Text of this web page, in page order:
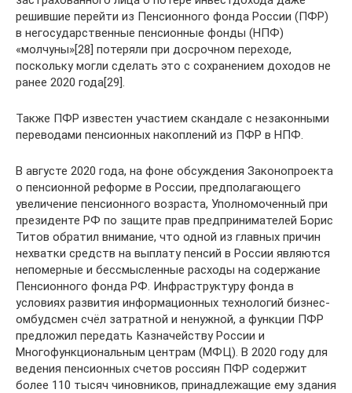
решившие перейти из Пенсионного фонда России (ПФР)
в негосударственные пенсионные фонды (НПФ)
«молчуны»[28] потеряли при досрочном переходе,
поскольку могли сделать это с сохранением доходов не
ранее 2020 года[29].
Также ПФР известен участием скандале с незаконными
переводами пенсионных накоплений из ПФР в НПФ.
В августе 2020 года, на фоне обсуждения Законопроекта
о пенсионной реформе в России, предполагающего
увеличение пенсионного возраста, Уполномоченный при
президенте РФ по защите прав предпринимателей Борис
Титов обратил внимание, что одной из главных причин
нехватки средств на выплату пенсий в России являются
непомерные и бессмысленные расходы на содержание
Пенсионного фонда РФ. Инфраструктуру фонда в
условиях развития информационных технологий бизнес-
омбудсмен счёл затратной и ненужной, а функции ПФР
предложил передать Казначейству России и
Многофункциональным центрам (МФЦ). В 2020 году для
ведения пенсионных счетов россиян ПФР содержит
более 110 тысяч чиновников, принадлежащие ему здания